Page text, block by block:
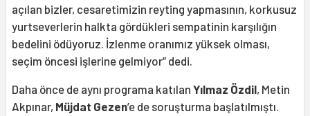
açılan bizler, cesaretimizin reyting yapmasının, korkusuz
yurtseverlerin halkta gördükleri sempatinin karşılığın
bedelini ödüyoruz. İzlenme oranımız yüksek olması,
seçim öncesi işlerine gelmiyor” dedi.
Daha önce de aynı programa katılan Yılmaz Özdil, Metin
Akpınar, Müjdat Gezen’e de soruşturma başlatılmıştı.